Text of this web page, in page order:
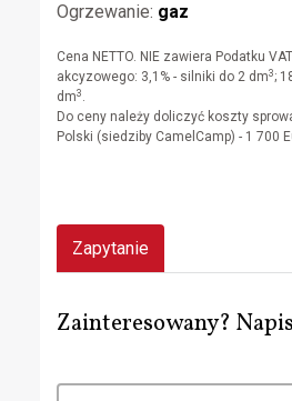
Ogrzewanie: gaz
Cena NETTO. NIE zawiera Podatku
akcyzowego: 3,1% - silniki do 2 dm3;
dm3 .
Do ceny należy doliczyć koszty
Polski (siedziby CamelCamp) - 1 700
Zapytanie
Zainteresowany?